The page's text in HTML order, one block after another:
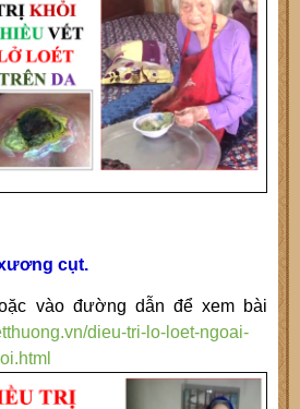
cụt.
vào đường dẫn để xem bài
dieu-tri-lo-loet-ngoai-